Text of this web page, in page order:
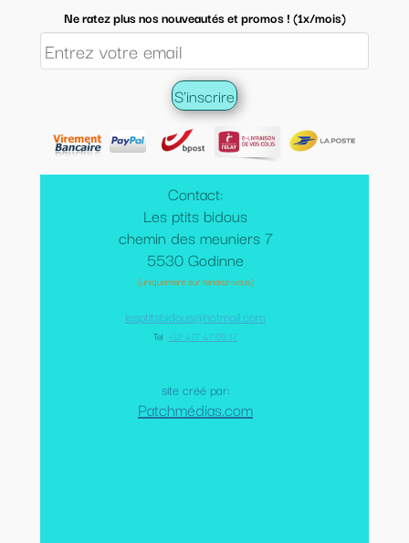
Contact:
Les ptits bidous
chemin des meuniers 7
5530 Godinne
(uniquement sur rendez-vous)
lesptitsbidous@hotmail.com
Tel: +32 477 47 05 17
site créé par:
Patchmédias.com
Ne ratez plus nos nouveautés et promos ! (1x/mois)